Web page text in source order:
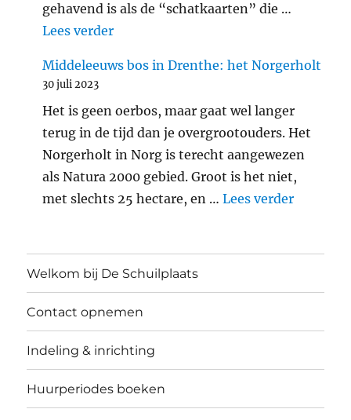
gehavend is als de “schatkaarten” die …
Lees verder"Araschnia levana: landkaartje"
Middeleeuws bos in Drenthe: het Norgerholt
30 juli 2023
Het is geen oerbos, maar gaat wel langer
terug in de tijd dan je overgrootouders. Het
Norgerholt in Norg is terecht aangewezen
als Natura 2000 gebied. Groot is het niet,
met slechts 25 hectare, en …Lees verder
Welkom bij De Schuilplaats
Contact opnemen
Indeling & inrichting
Huurperiodes boeken